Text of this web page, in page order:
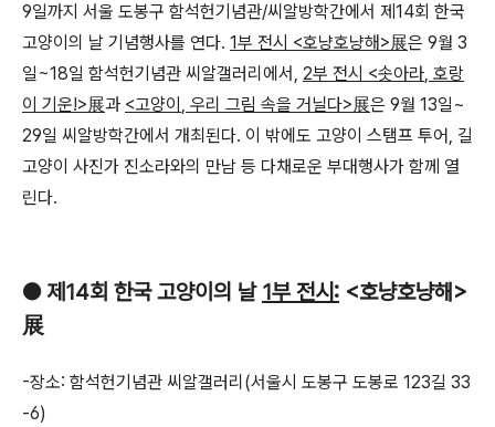
9일까지 서울 도봉구 함석헌기념관/씨알방학간에서 제 14회 한국
고양이의 날 기념행사를 연다. 1부 전시 <호냥호냥해>展은 9월 3
일 ~18일 함석헌기념관 씨알갤러리에서, 2부 전시 <솟아라, 호랑
이 기운!>展과 <고양이 , 우리 그림 속을 거닐다>展은 9월 13일 ~
29일 씨알방학간에서 개최된다. 이 밖에도 고양이 스탬프 투어, 길
고양이 사진가 진소라와의 만남 등 다채로운 부대행사가 함께 열
린다.
● 제 14회 한국 고양이의 날 1부 전시 : <호냥호냥해 >
展
-장소: 함석헌기념관 씨알갤러리 (서울시 도봉구 도봉로 123길 33
-6)